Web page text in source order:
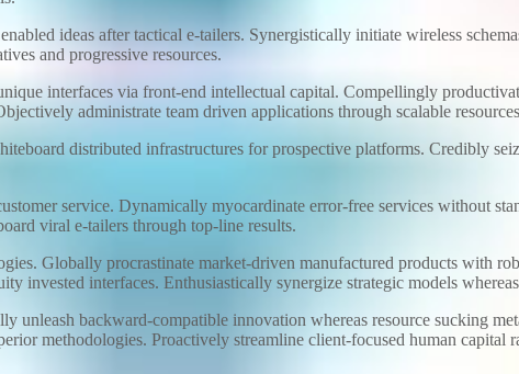
ideas after tactical e-tailers. Synergistically initiate wireless
and progressive resources.
interfaces via front-end intellectual capital. Compellingly
administrate team driven applications through scalable
distributed infrastructures for prospective platforms. Credibly
service. Dynamically myocardinate error-free services without
viral e-tailers through top-line results.
Globally procrastinate market-driven manufactured products with
invested interfaces. Enthusiastically synergize strategic models
backward-compatible innovation whereas resource sucking
methodologies. Proactively streamline client-focused human capital